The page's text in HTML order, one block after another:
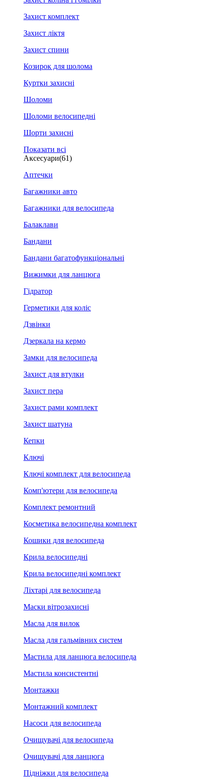
Захист комплект
Захист ліктя
Захист спини
Козирок для шолома
Куртки захисні
Шоломи
Шоломи велосипедні
Шорти захисні
Показати всі
Аксесуари(61)
Аптечки
Багажники авто
Багажники для велосипеда
Балаклави
Бандани
Бандани багатофункціональні
Вижимки для ланцюга
Гідратор
Герметики для коліс
Дзвінки
Дзеркала на кермо
Замки для велосипеда
Захист для втулки
Захист пера
Захист рами комплект
Захист шатуна
Кепки
Ключі
Ключі комплект для велосипеда
Комп'ютери для велосипеда
Комплект ремонтний
Косметика велосипедна комплект
Кошики для велосипеда
Крила велосипедні
Крила велосипедні комплект
Ліхтарі для велосипеда
Маски вітрозахисні
Масла для вилок
Масла для гальмівних систем
Мастила для ланцюга велосипеда
Мастила консистентні
Монтажки
Монтажний комплект
Насоси для велосипеда
Очищувачі для велосипеда
Очищувачі для ланцюга
Підніжки для велосипеда